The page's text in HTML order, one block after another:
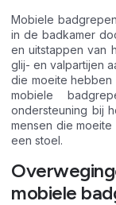
Mobiele
in de badkamer
en uitstappen van
glij- en valpartijen
die moeite hebben
mobiele
ondersteuning bij
mensen die
een stoel.
mobiele